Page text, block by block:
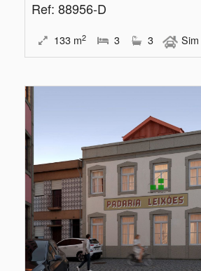
Ref: 88956-D
133 m2 3 3 Sim